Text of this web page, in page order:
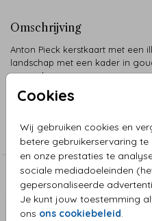
Cookies
Wij gebruiken cookies en
betere gebruikerservaring
en onze prestaties te
sociale mediadoeleinden
gepersonaliseerde
Je kunt jouw toestemming
ons ons cookiebeleid.
Omschrijving
Anton Pieck kerstkaart met een
landschap met een kader in
aanpasbaar.
Kerstkaarten Anton Pieck
Aanbevolen